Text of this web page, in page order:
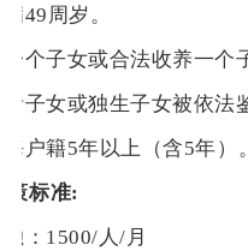
49周岁。
个子女或合法收养一个
子女或独生子女被依法
户籍5年以上（含5年）。
策标准:
：1500/人/月